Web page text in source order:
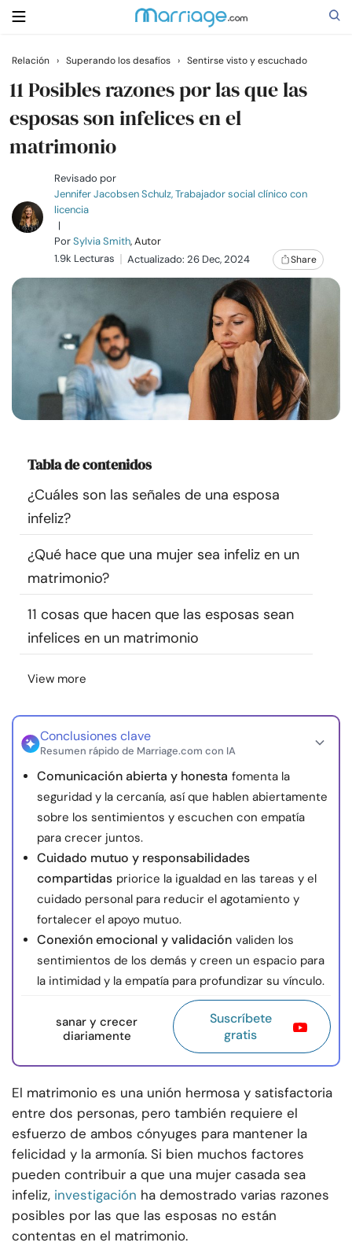
Buscar
Casarse
Relaciones
Familia
Ayuda
Recursos
Comunidad
Encuentra un terapeuta
Idioma
nosotros
© Copyright 2026. Todos los derechos reservados.
Relación › Superando los desafíos › Sentirse visto y escuchado
11 Posibles razones por las que las
esposas son infelices en el
matrimonio
Revisado por
Jennifer Jacobsen Schulz, Trabajador social clínico con
licencia
|
PorSylvia Smith, Autor
1.9k Lecturas
Actualizado: 26 Dec, 2024 Share
Tabla de contenidos
¿Cuáles son las señales de una esposa
infeliz?
¿Qué hace que una mujer sea infeliz en un
matrimonio?
11 cosas que hacen que las esposas sean
infelices en un matrimonio
View more
Conclusiones clave
Resumen rápido de Marriage.com con IA
Comunicación abierta y honesta fomenta la
seguridad y la cercanía, así que hablen abiertamente
sobre los sentimientos y escuchen con empatía
para crecer juntos.
Cuidado mutuo y responsabilidades
compartidas priorice la igualdad en las tareas y el
cuidado personal para reducir el agotamiento y
fortalecer el apoyo mutuo.
Conexión emocional y validación validen los
sentimientos de los demás y creen un espacio para
la intimidad y la empatía para profundizar su vínculo.
sanar y crecer
diariamente
Suscríbete
gratis
El matrimonio es una unión hermosa y satisfactoria
entre dos personas, pero también requiere el
esfuerzo de ambos cónyuges para mantener la
felicidad y la armonía. Si bien muchos factores
pueden contribuir a que una mujer casada sea
infeliz, investigación ha demostrado varias razones
posibles por las que las esposas no están
contentas en el matrimonio.